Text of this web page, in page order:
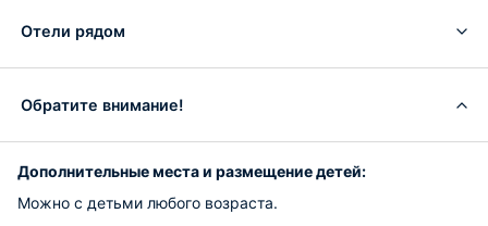
Отели рядом
Обратите внимание!
Дополнительные места и размещение детей:
Можно с детьми любого возраста.